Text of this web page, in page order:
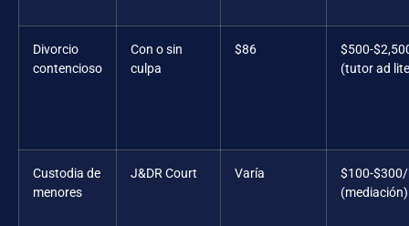
Divorcio
contencioso
Con o sin
culpa
$86
$500-
(tutor ad
Custodia de
menores
J&DR Court Varía
$100-
(mediación)